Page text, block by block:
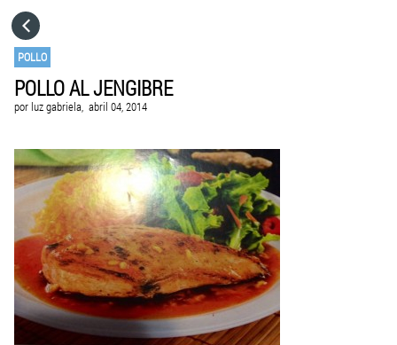
POLLO
POLLO AL JENGIBRE
por luz gabriela, abril 04, 2014
CATEGORÍAS
IR A
VISITA EL SITIO WEB